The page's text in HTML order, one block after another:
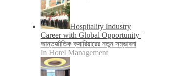
Hospitality Industry
Career with Global Opportunity |
আন্তর্জাতিক ক্যারিয়ারের নতুন সম্ভাবনা
In Hotel Management